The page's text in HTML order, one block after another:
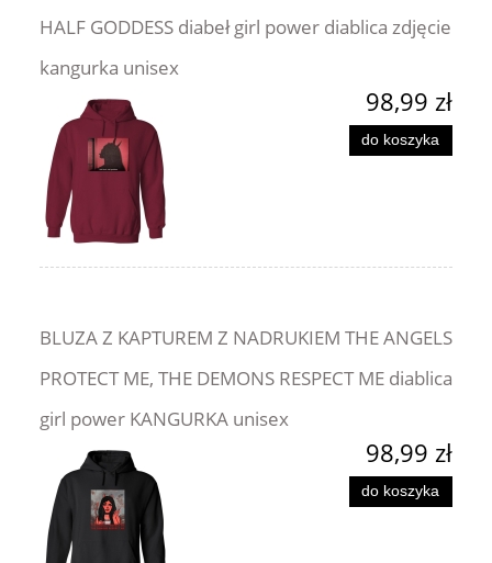
HALF GODDESS diabeł girl power diablica zdjęcie
kangurka unisex
98,99 zł
do koszyka
BLUZA Z KAPTUREM Z NADRUKIEM THE ANGELS
PROTECT ME, THE DEMONS RESPECT ME diablica
girl power KANGURKA unisex
98,99 zł
do koszyka